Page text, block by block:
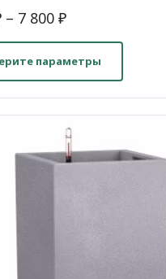
– 7 800 ₽
параметры